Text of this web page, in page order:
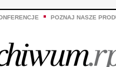
POZNAJ NASZE